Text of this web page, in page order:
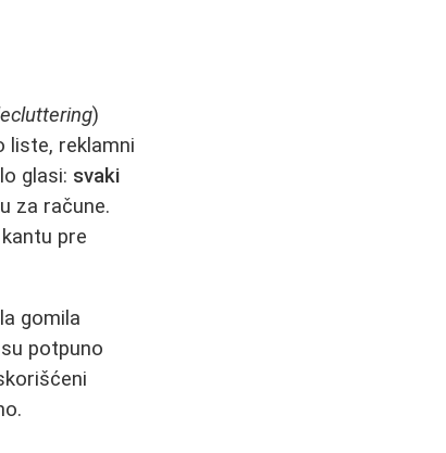
)
liste, reklamni
glasi: svaki
za račune.
pre
gomila
potpuno